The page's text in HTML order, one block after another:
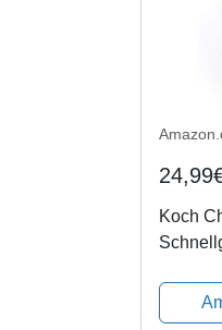
Koch